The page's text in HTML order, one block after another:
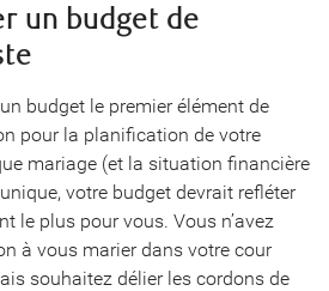
un budget de
budget le premier élément de
pour la planification de votre
mariage (et la situation financière
votre budget devrait refléter
le plus pour vous. Vous n’avez
à vous marier dans votre cour
souhaitez délier les cordons de